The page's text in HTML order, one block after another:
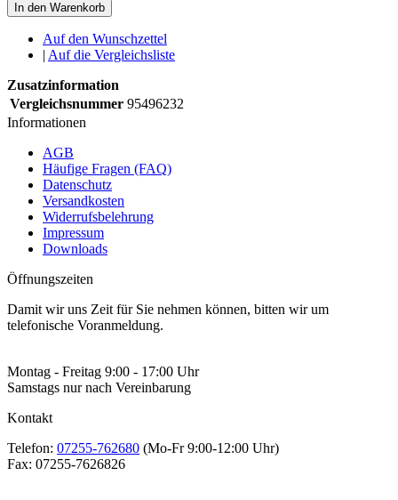
In den Warenkorb
Auf den Wunschzettel
| Auf die Vergleichsliste
Zusatzinformation
Vergleichsnummer 95496232
Informationen
AGB
Häufige Fragen (FAQ)
Datenschutz
Versandkosten
Widerrufsbelehrung
Impressum
Downloads
Öffnungszeiten
Damit wir uns Zeit für Sie nehmen können, bitten wir um
telefonische Voranmeldung.
Montag - Freitag 9:00 - 17:00 Uhr
Samstags nur nach Vereinbarung
Kontakt
Telefon: 07255-762680 (Mo-Fr 9:00-12:00 Uhr)
Fax: 07255-7626826